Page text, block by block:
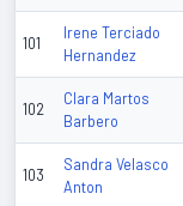
101
Irene Terciado
Hernandez
102
Clara Martos
Barbero
103
Sandra Velasco
Anton